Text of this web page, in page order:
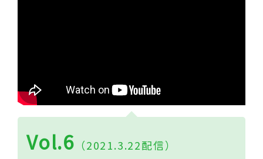
Vol.6 （2021.3.22配信）